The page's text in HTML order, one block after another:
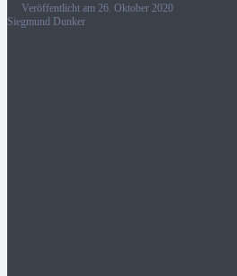
Veröffentlicht am 26. Oktober 2020
Siegmund Dunker